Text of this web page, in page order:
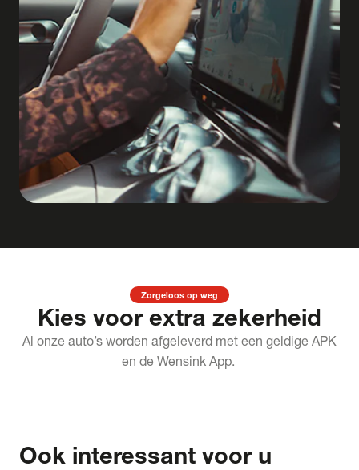
Zorgeloos op weg
Kies voor extra zekerheid
Al onze auto’s worden afgeleverd met een geldige APK
en de Wensink App.
Ook interessant voor u